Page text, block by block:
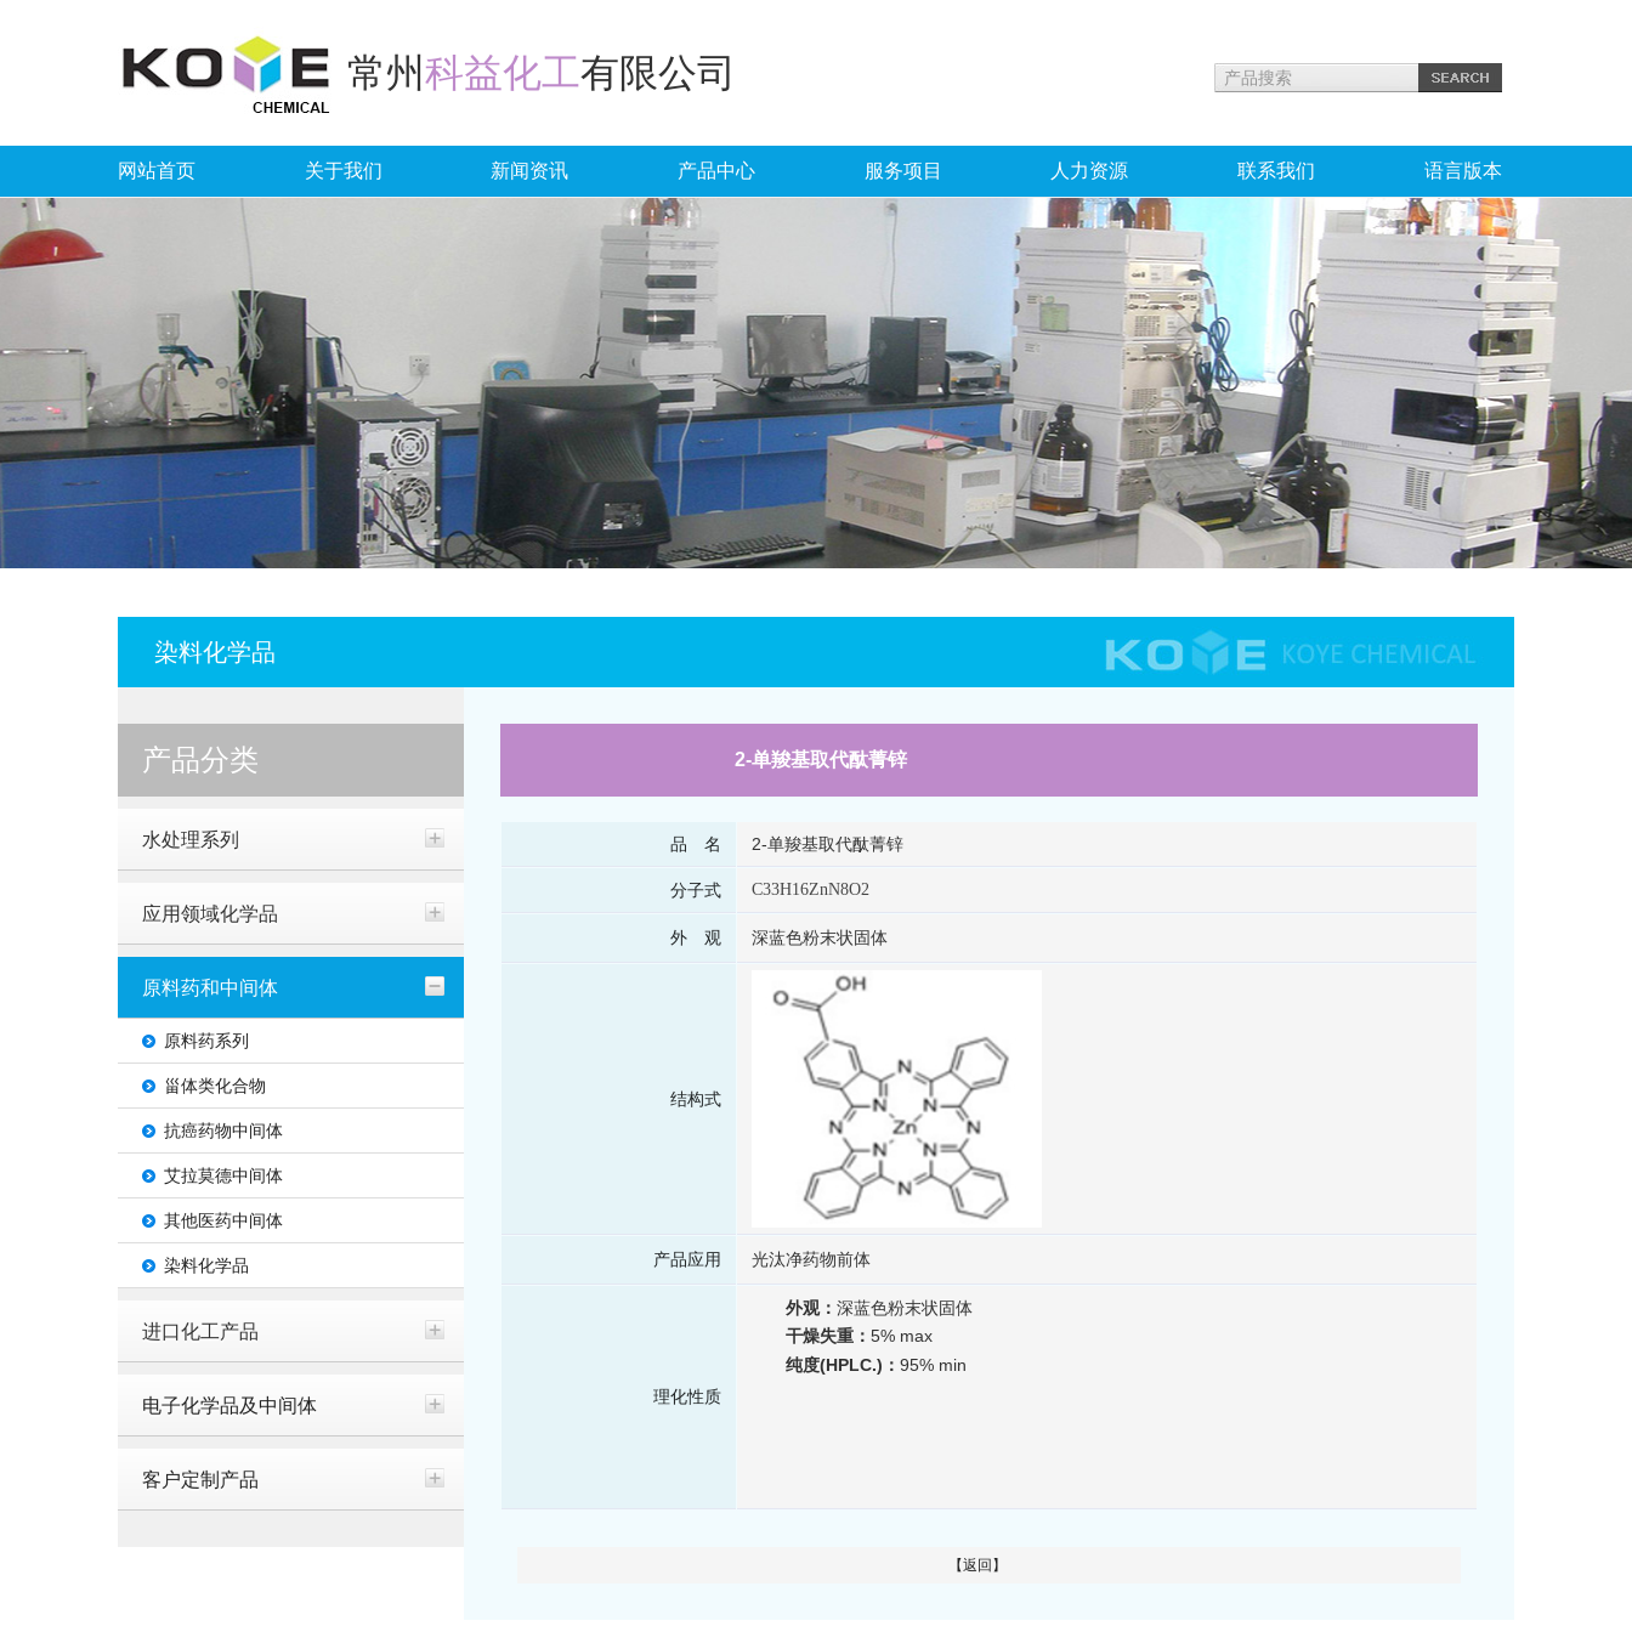
常州科益化工有限公司
网站首页 关于我们 新闻资讯 产品中心 服务项目 人力资源 联系我们 语言版本
染料化学品
产品分类
水处理系列
应用领域化学品
原料药和中间体
原料药系列
甾体类化合物
抗癌药物中间体
艾拉莫德中间体
其他医药中间体
染料化学品
进口化工产品
电子化学品及中间体
客户定制产品
2-单羧基取代酞菁锌
品 名 2-单羧基取代酞菁锌
分子式 C33H16ZnN8O2
外 观 深蓝色粉末状固体
结构式
产品应用 光汰净药物前体
理化性质
外观： 深蓝色粉末状固体
干燥失重： 5% max
纯度(HPLC.) ： 95% min
【返回】